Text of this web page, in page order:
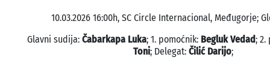
10.03.2026 16:00h, SC Circle Internacional, Međugorje;
Glavni sudija: Čabarkapa Luka; 1. pomoćnik: Begluk Vedad; 2.
Toni; Delegat: Čilić Darijo;